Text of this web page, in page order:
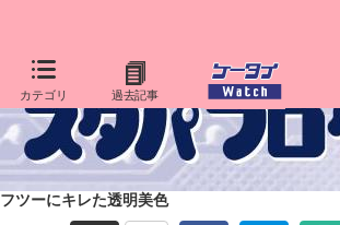
カテゴリ 過去記事
フツーにキレた透明美色